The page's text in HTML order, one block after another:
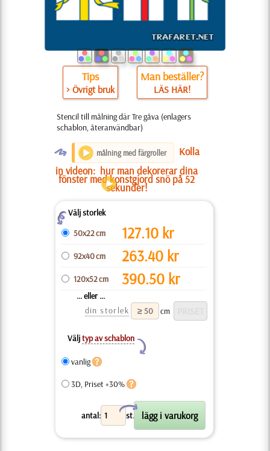
Tips
> Övrigt bruk
Man beställer?
LÄS HÄR!
Stencil till målning där Tre gåva (enlagers
schablon, återanvändbar)
O målning med färgroller
Kolla
in videon: hur man dekorerar dina
fönster med konstgjord snö på 52
sekunder!
ZVälj storlek
50x22 cm
127.10 kr
92x40 cm 263.40 kr
120x52 cm 390.50 kr
... eller ...
din storlek
cm
Väljtyp av schablon
Y
vanlig
3D, Priset +30%
antal: st.
X